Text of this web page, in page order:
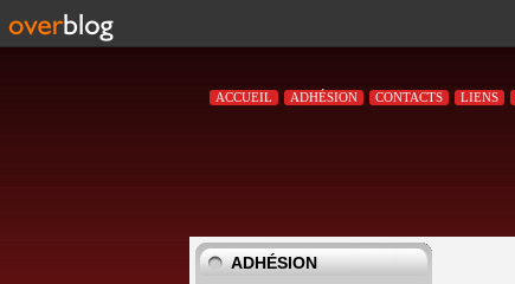
ACCUEIL ADHÉSION CONTACTS LIENS
ADHÉSION